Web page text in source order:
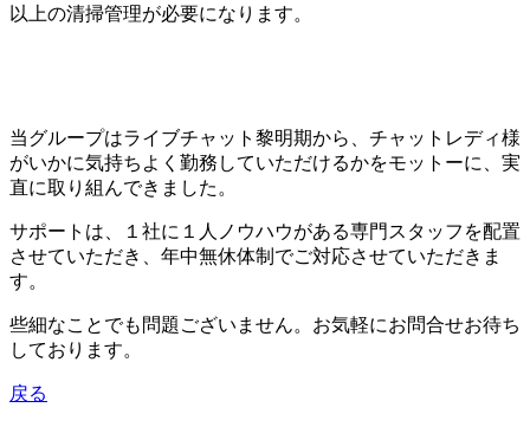
以上の清掃管理が必要になります。
当グループはライブチャット黎明期から、チャットレディ様
がいかに気持ちよく勤務していただけるかをモットーに、実
直に取り組んできました。
サポートは、１社に１人ノウハウがある専門スタッフを配置
させていただき、年中無休体制でご対応させていただきま
す。
些細なことでも問題ございません。お気軽にお問合せお待ち
しております。
戻る